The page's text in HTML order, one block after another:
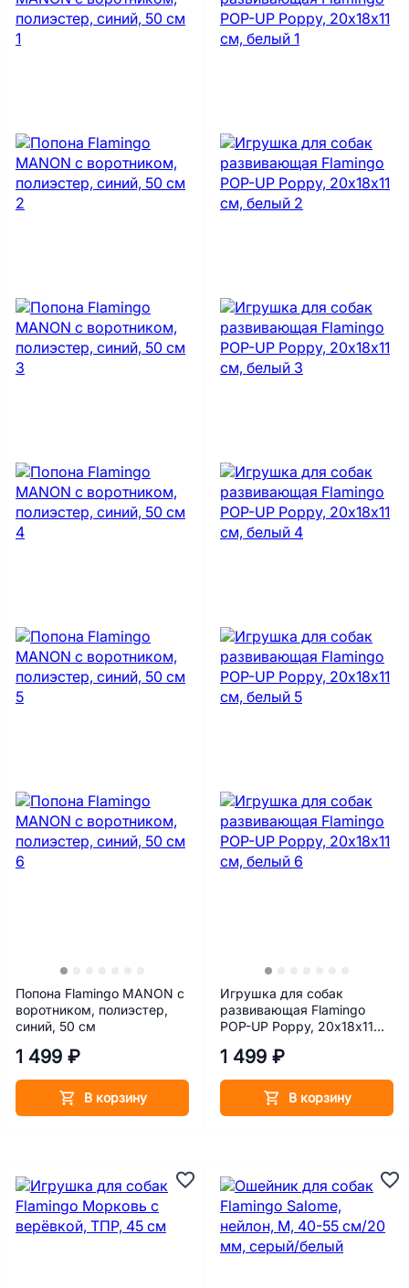
Попона Flamingo MANON с
воротником, полиэстер,
синий, 50 см
1 499 ₽
В корзину
Игрушка для собак
развивающая Flamingo
POP-UP Poppy, 20х18х11
1 499 ₽
В корзину